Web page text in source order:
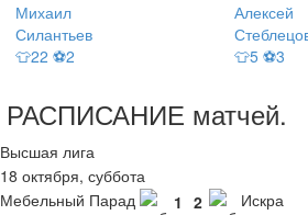
Михаил
Силантьев
👕22 ⚽2
Алексей
👕5 ⚽3
РАСПИСАНИЕ матчей.
Высшая лига
18 октября, суббота
Мебельный Парад
1 2 Искра